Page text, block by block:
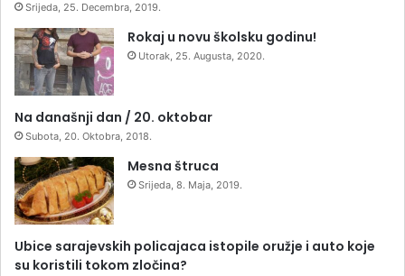
Srijeda, 25. Decembra, 2019.
Rokaj u novu školsku godinu!
Utorak, 25. Augusta, 2020.
Na današnji dan / 20. oktobar
Subota, 20. Oktobra, 2018.
Mesna štruca
Srijeda, 8. Maja, 2019.
Ubice sarajevskih policajaca istopile oružje i auto koje
su koristili tokom zločina?